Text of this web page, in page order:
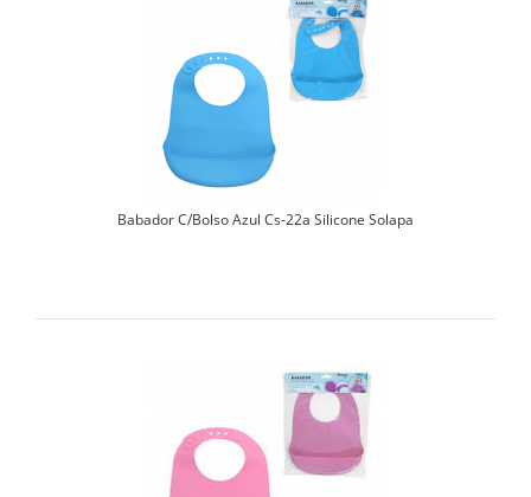
Babador C/Bolso Azul Cs-22a Silicone Solapa